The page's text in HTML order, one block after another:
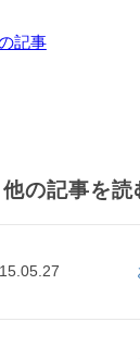
記事
他の記事を読